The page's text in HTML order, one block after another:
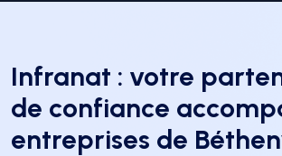
Infranat : votre
de confiance
entreprises de